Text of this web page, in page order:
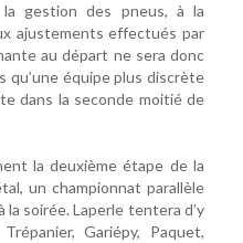
gestion des pneus, à la
ajustements effectués par
au départ ne sera donc
qu’une équipe plus discrète
dans la seconde moitié de
la deuxième étape de la
un championnat parallèle
la soirée. Laperle tentera d’y
Gariépy, Paquet,